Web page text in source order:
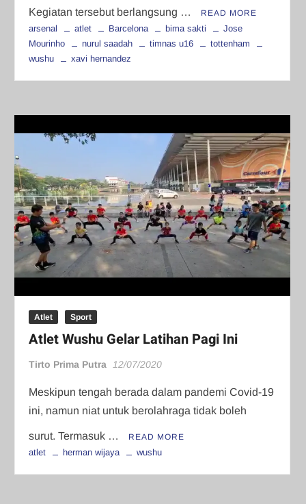
Kegiatan tersebut berlangsung … READ MORE
arsenal atlet Barcelona bima sakti
Jose
Mourinho
nurul saadah timnas u16
tottenham
wushu
xavi hernandez
Atlet Sport
Atlet Wushu Gelar Latihan Pagi Ini
Tirto Prima Putra 12/07/2020
Meskipun tengah berada dalam pandemi Covid-19
ini, namun niat untuk berolahraga tidak boleh
surut. Termasuk … READ MORE
atlet herman wijaya wushu